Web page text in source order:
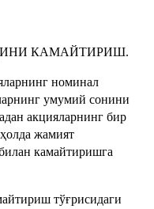
КАМАЙТИРИШ.
номинал
умумий сонини
акцияларнинг бир
жамият
камайтиришга
тўғрисидаги